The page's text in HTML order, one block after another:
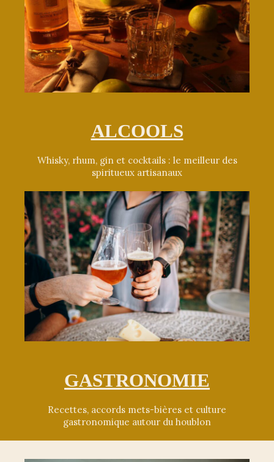
ALCOOLS
Whisky, rhum, gin et cocktails : le meilleur des
spiritueux artisanaux
GASTRONOMIE
Recettes, accords mets-bières et culture
gastronomique autour du houblon